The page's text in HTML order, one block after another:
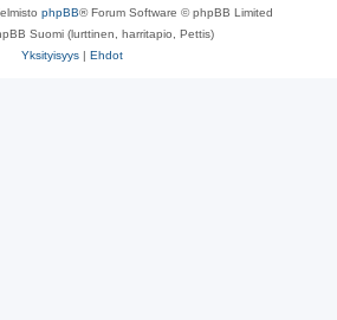
phpBB® Forum Software © phpBB Limited
Suomi (lurttinen, harritapio, Pettis)
Yksityisyys | Ehdot